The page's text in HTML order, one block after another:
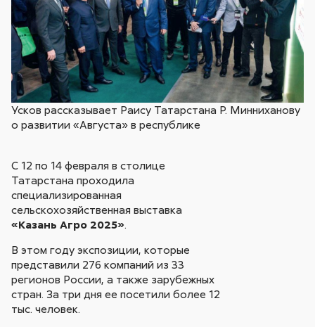
Усков рассказывает Раису Татарстана Р. Минниханову
о развитии «Августа» в республике
С 12 по 14 февраля в столице
Татарстана проходила
специализированная
сельскохозяйственная выставка
«Казань Агро 2025».
В этом году экспозиции, которые
представили 276 компаний из 33
регионов России, а также зарубежных
стран. За три дня ее посетили более 12
тыс. человек.